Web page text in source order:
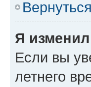
Я
Если вы
летнего